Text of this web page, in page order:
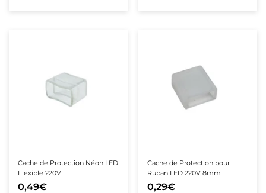
Cache de Protection Néon LED
Flexible 220V
0,49€
Cache de Protection pour
Ruban LED 220V 8mm
0,29€